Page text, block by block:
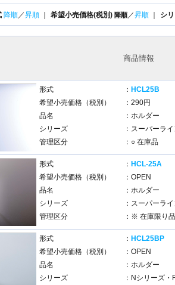
降順／昇順 希望小売価格(税別) 降順 ／昇順 シ
商品情報
形式 ： HCL25B
希望小売価格（税別）
：290円
品名
：ホルダー
シリーズ
：スーパーラ
管理区分
：○ 在庫品
形式 ： HCL-25A
希望小売価格（税別）
：OPEN
品名
：ホルダー
シリーズ
：スーパーラ
管理区分
：※ 在庫限り品
形式 ： HCL25BP
希望小売価格（税別）
：OPEN
品名
：ホルダー
シリーズ
：Nシリーズ・